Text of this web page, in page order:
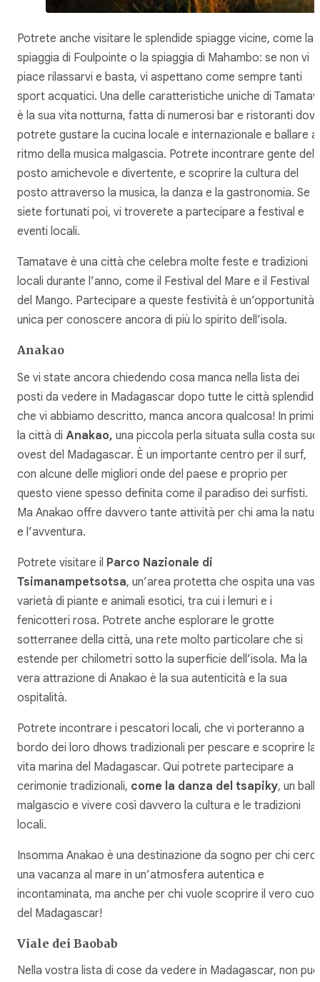
Potrete anche visitare le splendide spiagge vicine, come la
spiaggia di Foulpointe o la spiaggia di Mahambo: se non vi
piace rilassarvi e basta, vi aspettano come sempre tanti
sport acquatici. Una delle caratteristiche uniche di
è la sua vita notturna, fatta di numerosi bar e ristoranti
potrete gustare la cucina locale e internazionale e ballare al
ritmo della musica malgascia. Potrete incontrare gente del
posto amichevole e divertente, e scoprire la cultura del
posto attraverso la musica, la danza e la gastronomia. Se
siete fortunati poi, vi troverete a partecipare a festival e
eventi locali.
Tamatave è una città che celebra molte feste e tradizioni
locali durante l’anno, come il Festival del Mare e il Festival
del Mango. Partecipare a queste festività è un’opportunità
unica per conoscere ancora di più lo spirito dell’isola.
Anakao
Se vi state ancora chiedendo cosa manca nella lista dei
posti da vedere in Madagascar dopo tutte le città splendide
che vi abbiamo descritto, manca ancora qualcosa! In primis
la città di Anakao, una piccola perla situata sulla costa
ovest del Madagascar. È un importante centro per il surf,
con alcune delle migliori onde del paese e proprio per
questo viene spesso definita come il paradiso dei surfisti.
Ma Anakao offre davvero tante attività per chi ama la
e l’avventura.
Potrete visitare il Parco Nazionale di
Tsimanampetsotsa, un’area protetta che ospita una
varietà di piante e animali esotici, tra cui i lemuri e i
fenicotteri rosa. Potrete anche esplorare le grotte
sotterranee della città, una rete molto particolare che si
estende per chilometri sotto la superficie dell’isola. Ma la
vera attrazione di Anakao è la sua autenticità e la sua
ospitalità.
Potrete incontrare i pescatori locali, che vi porteranno a
bordo dei loro dhows tradizionali per pescare e scoprire la
vita marina del Madagascar. Qui potrete partecipare a
cerimonie tradizionali, come la danza del tsapiky, un
malgascio e vivere così davvero la cultura e le tradizioni
locali.
Insomma Anakao è una destinazione da sogno per chi
una vacanza al mare in un’atmosfera autentica e
incontaminata, ma anche per chi vuole scoprire il vero
del Madagascar!
Viale dei Baobab
Nella vostra lista di cose da vedere in Madagascar, non può